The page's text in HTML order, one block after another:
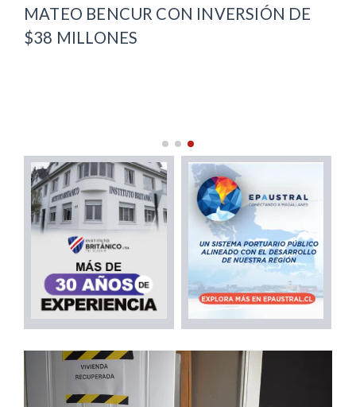
MATEO BENCUR CON INVERSIÓN DE
$38 MILLONES